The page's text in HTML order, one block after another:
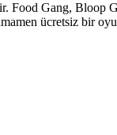
Gang, Bloop
ücretsiz bir